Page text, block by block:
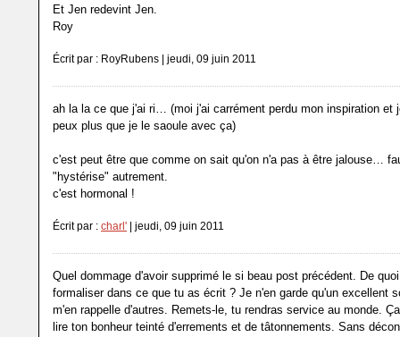
Et Jen redevint Jen.
Roy
Écrit par : RoyRubens | jeudi, 09 juin 2011
ah la la ce que j'ai ri… (moi j'ai carrément perdu mon inspiration et
peux plus que je le saoule avec ça)
c'est peut être que comme on sait qu'on n'a pas à être jalouse…
"hystérise" autrement.
c'est hormonal !
Écrit par : charl' | jeudi, 09 juin 2011
Quel dommage d'avoir supprimé le si beau post précédent. De
formaliser dans ce que tu as écrit ? Je n'en garde qu'un excellent
m'en rappelle d'autres. Remets-le, tu rendras service au monde.
lire ton bonheur teinté d'errements et de tâtonnements. Sans